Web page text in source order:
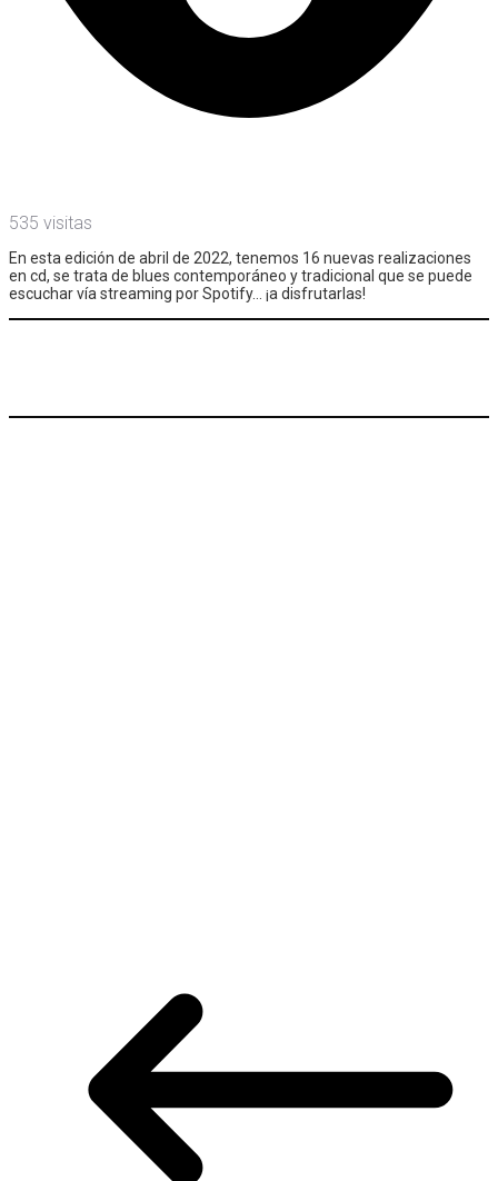
535 visitas
En esta edición de abril de 2022, tenemos 16 nuevas realizaciones
en cd, se trata de blues contemporáneo y tradicional que se puede
escuchar vía streaming por Spotify… ¡a disfrutarlas!